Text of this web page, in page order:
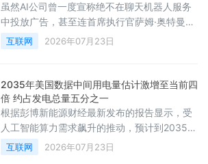
虽然AI公司曾一度宣称绝不在聊天机器人服务
中投放广告，甚至连首席执行官萨姆·奥特曼也
曾将广告形容为“最后手段”的商业模式，并认
为将其与AI结合会带来独特的不安感，但如今
构的最新分析，各大科技公司很难从聊天机器
人广告中获得预期的庞大收益。
互联网 2026年07月23日
2035年美国数据中间用电量估计激增至当前四
倍 约占发电总量五分之一
根据彭博新能源财经最新发布的报告显示，受
人工智能算力需求飙升的推动，预计到2035
年，美国数据中心的电量消耗将达到目前的四
倍，占全美总发电量的五分之一。
互联网 2026年07月23日